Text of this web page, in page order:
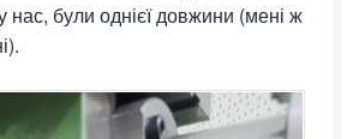
були однієї довжини (мені ж